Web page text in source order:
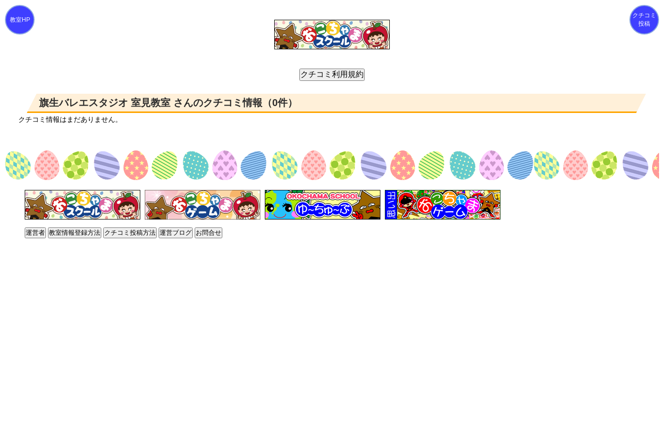
クチコミ
投稿
旗生バレエスタジオ 室見教室 さんのクチコミ情報（0件）
クチコミ情報はまだありません。